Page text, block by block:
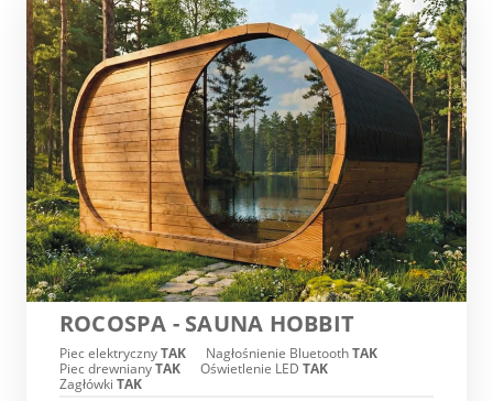
ROCOSPA - SAUNA HOBBIT
Piec elektrycznyTAK Nagłośnienie BluetoothTAK
Piec drewnianyTAK Oświetlenie LED TAK
Zagłówki TAK